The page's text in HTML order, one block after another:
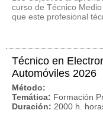
curso de Técnico
que este profesional
Técnico en
Automóviles 2026
Método:
Temática: Formación
Duración: 2000 h.